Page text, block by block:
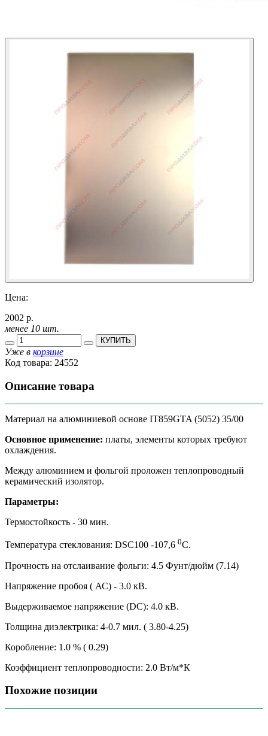
Цена:
2002 р.
менее 10 шт.
КУПИТЬ
Уже в корзине
Код товара: 24552
Описание товара
Материал на алюминиевой основе IT859GTA (5052) 35/00
Основное применение: платы, элементы которых требуют
охлаждения.
Между алюминием и фольгой проложен теплопроводный
керамический изолятор.
Параметры:
Термостойкость - 30 мин.
Температура стеклования: DSC100 -107,6 0С.
Прочность на отслаивание фольги: 4.5 Фунт/дюйм (7.14)
Напряжение пробоя ( АС) - 3.0 кВ.
Выдерживаемое напряжение (DC): 4.0 кВ.
Толщина диэлектрика: 4-0.7 мил. ( 3.80-4.25)
Коробление: 1.0 % ( 0.29)
Коэффициент теплопроводности: 2.0 Вт/м*К
Похожие позиции